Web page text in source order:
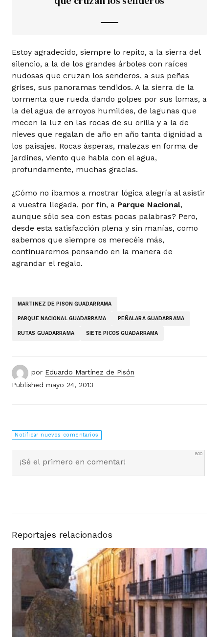
Estoy agradecido, siempre lo repito, a la sierra del
silencio, a la de los grandes árboles con raíces
nudosas que cruzan los senderos, a sus peñas
grises, sus panoramas tendidos. A la sierra de la
tormenta que rueda dando golpes por sus lomas, a
la del agua de arroyos humildes, de lagunas que
mecen la luz en las rocas de su orilla y a la de
nieves que regalan de año en año tanta dignidad a
los paisajes. Rocas ásperas, malezas en forma de
jardines, viento que habla con el agua,
profundamente, muchas gracias.
¿Cómo no íbamos a mostrar lógica alegría al asistir
a vuestra llegada, por fin, a Parque Nacional,
aunque sólo sea con estas pocas palabras? Pero,
desde esta satisfacción plena y sin manías, como
sabemos que siempre os merecéis más,
continuaremos pensando en la manera de
agrandar el regalo.
MARTINEZ DE PISON GUADARRAMA
PARQUE NACIONAL GUADARRAMA PEÑALARA GUADARRAMA
RUTAS GUADARRAMA SIETE PICOS GUADARRAMA
por Eduardo Martínez de Pisón
Published mayo 24, 2013
Notificar nuevos comentarios
800
Reportajes relacionados